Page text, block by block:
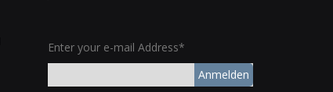
Enter your e-mail Address*
Anmelden